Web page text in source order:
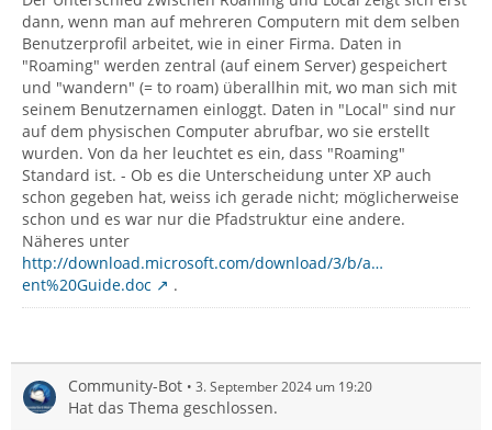
dann, wenn man auf mehreren Computern mit dem selben
Benutzerprofil arbeitet, wie in einer Firma. Daten in
"Roaming" werden zentral (auf einem Server) gespeichert
und "wandern" (= to roam) überallhin mit, wo man sich mit
seinem Benutzernamen einloggt. Daten in "Local" sind nur
auf dem physischen Computer abrufbar, wo sie erstellt
wurden. Von da her leuchtet es ein, dass "Roaming"
Standard ist. - Ob es die Unterscheidung unter XP auch
schon gegeben hat, weiss ich gerade nicht; möglicherweise
schon und es war nur die Pfadstruktur eine andere.
Näheres unter
http://download.microsoft.com/download/3/b/a…
ent%20Guide.doc
.
Community-Bot 3. September 2024 um 19:20
Hat das Thema geschlossen.